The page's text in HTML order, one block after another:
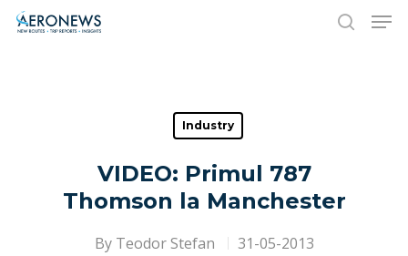
Hit enter to search or ESC to close
Industry
VIDEO: Primul 787
Thomson la Manchester
By Teodor Stefan 31-05-2013